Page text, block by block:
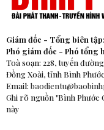
Giám đốc - Tổng biên
Phó giám đốc - Phó tổng
Toà soạn: 228, tuyến
Đồng Xoài, tỉnh Bình Phước
Email:
Ghi rõ nguồn "Bình Phước
này